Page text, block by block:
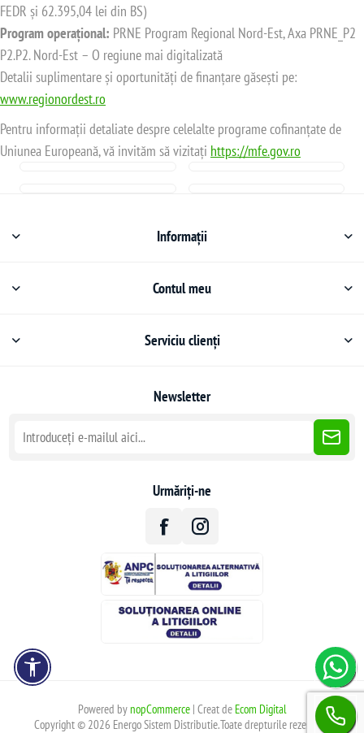
FEDR și 62.395,04 lei din BS)
Program operațional: PRNE Program Regional Nord-Est, Axa PRNE_P2
P2.P2. Nord-Est – O regiune mai digitalizată
Detalii suplimentare și oportunități de finanțare găsești pe:
www.regionordest.ro
Pentru informații detaliate despre celelalte programe cofinanțate de
Uniunea Europeană, vă invităm să vizitați https://mfe.gov.ro
Informații
Contul meu
Serviciu clienți
Newsletter
Urmăriți-ne
Powered bynopCommerce| Creat de Ecom Digital
Copyright © 2026 Energo Sistem Distributie.Toate drepturile rezervate.